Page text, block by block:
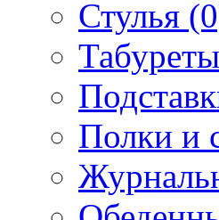
Стулья
Полки и